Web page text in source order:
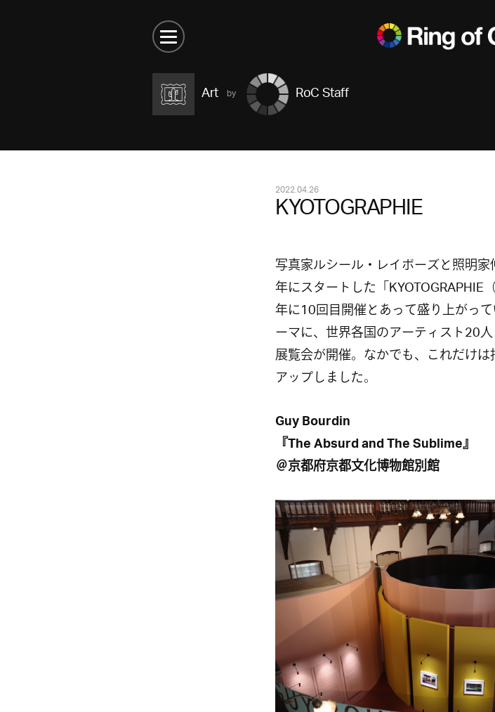
Art RoC Staff
2022.04.26
KYOTOGRAPHIE
写真家ルシール・レイボーズと照明
年にスタートした「
年に10回目開催とあって盛り上がっ
ーマに、世界各国のアーティスト20
展覧会が開催。なかでも、これだけ
アップしました。
Guy Bourdin
『The Absurd and The Sublime』
＠京都府京都文化博物館別館